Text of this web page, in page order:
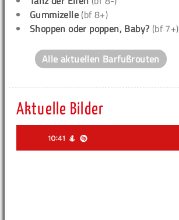
Gummizelle (bf 8+)
Shoppen oder poppen, Baby? (bf 7+)
Alle aktuellen Barfußrouten
Aktuelle Bilder